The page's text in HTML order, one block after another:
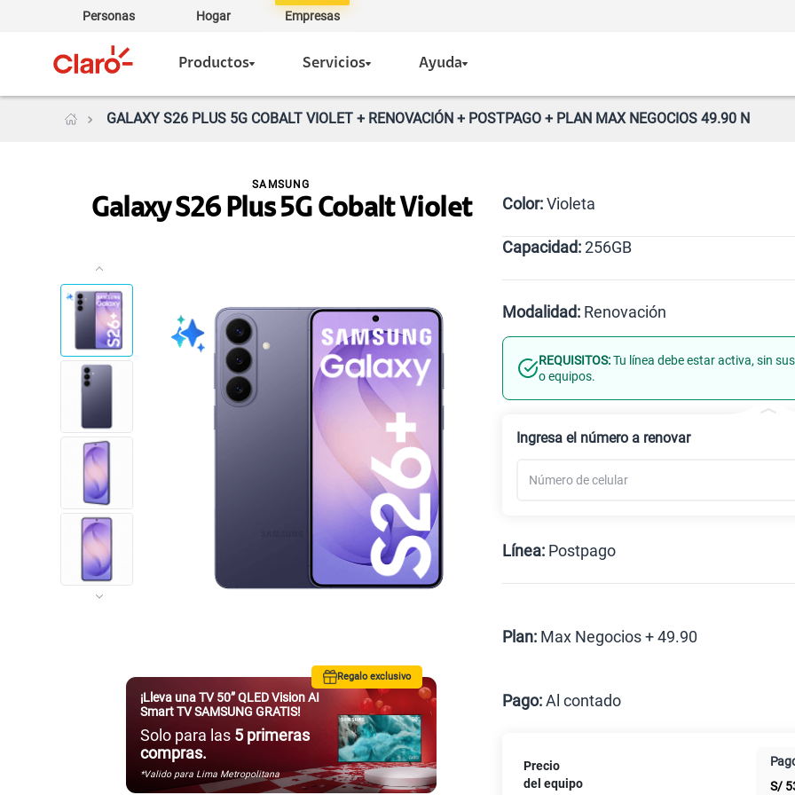
Personas Hogar Empresas
Productos Servicios Ayuda
GALAXY S26 PLUS 5G COBALT VIOLET + RENOVACIÓN + POSTPAGO + PLAN MAX NEGOCIOS 49.90 N
Galaxy S26 Plus 5G Cobalt Violet
SAMSUNG
Regalo exclusivo
¡Lleva una TV 50” QLED Vision AI
Smart TV SAMSUNG GRATIS!
Solo para las 5 primeras
compras.
*Valido para Lima Metropolitana
Color:Violeta
Negro
Capacidad:256GB
Modalidad: Renovación
Línea Nueva Portabilidad
REQUISITOS:Tu línea debe estar activa, sin
o equipos.
Ingresa el número a renovar
Línea: Postpago
Plan: Max Negocios + 49.90
Paga solo
Pago:Al contado
Cuotas
Precio
del equipo
S/